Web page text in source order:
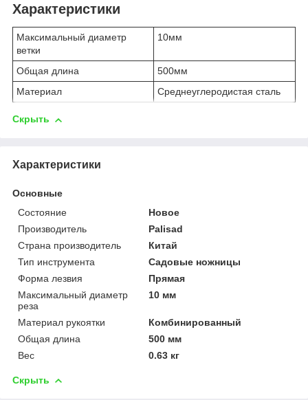
Характеристики
Максимальный диаметр
ветки
10мм
Общая длина
500мм
Материал
Среднеуглеродистая сталь
Скрыть
Характеристики
Основные
Состояние
Новое
Производитель
Palisad
Страна производитель
Китай
Тип инструмента
Садовые ножницы
Форма лезвия
Прямая
Максимальный диаметр
реза
10 мм
Материал рукоятки
Комбинированный
Общая длина
500 мм
Вес
0.63 кг
Скрыть